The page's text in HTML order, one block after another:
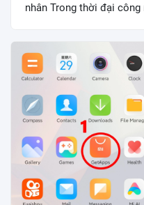
nhân Trong thời đại